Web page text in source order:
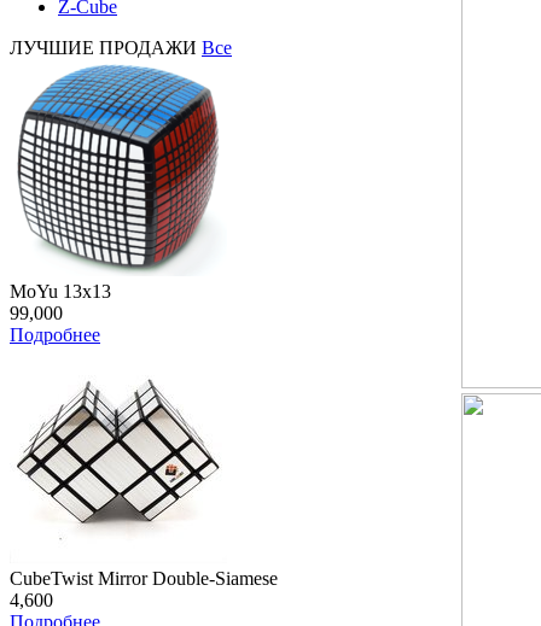
Z-Cube
ЛУЧШИЕ ПРОДАЖИ Все
MoYu 13x13
99,000
Подробнее
CubeTwist Mirror Double-Siamese
4,600
Подробнее